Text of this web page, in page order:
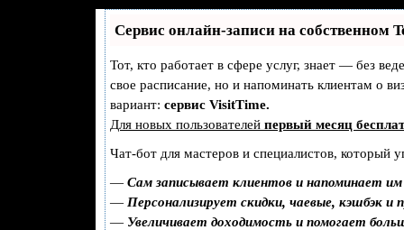
Сервис онлайн-записи на собственном
Тот, кто работает в сфере услуг, знает — без
свое расписание, но и напоминать клиентам о
вариант: сервис VisitTime.
Для новых пользователей первый месяц
Чат-бот для мастеров и специалистов, который
— Сам записывает клиентов и напоминает
— Персонализирует скидки, чаевые, кэшбэк и
— Увеличивает доходимость и помогает